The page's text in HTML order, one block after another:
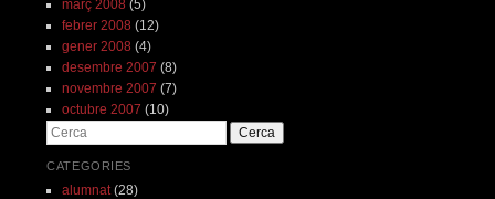
març 2008 (5)
febrer 2008 (12)
gener 2008 (4)
desembre 2007 (8)
novembre 2007 (7)
octubre 2007 (10)
Cerca
CATEGORIES
alumnat(28)